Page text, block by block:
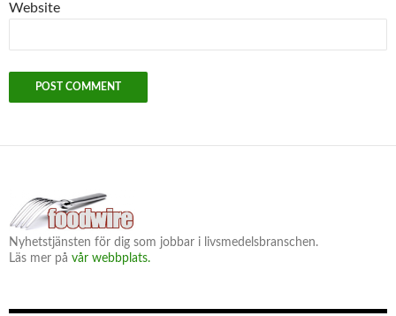
Website
Nyhetstjänsten för dig som jobbar i livsmedelsbranschen.
Läs mer på vår webbplats.